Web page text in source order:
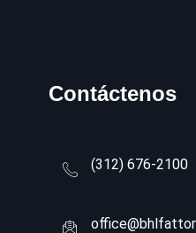
Contáctenos
(312) 676-2100